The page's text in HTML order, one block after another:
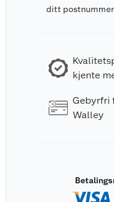
ditt postnummer
kjente
Gebyrfri
Walley